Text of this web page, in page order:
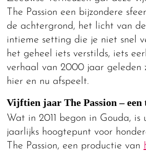
The Passion een bijzondere
de achtergrond, het licht van
intieme setting die je niet snel
het geheel iets verstilds, iets
verhaal van 2000 jaar geleden
hier en nu afspeelt.
Vijftien jaar The Passion –
Wat in 2011 begon in Gouda,
jaarlijks hoogtepunt voor
The Passion, een productie van